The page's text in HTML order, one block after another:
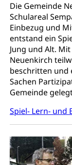
Die Gemeinde
Schulareal
Einbezug und
entstand ein
Jung und Alt.
Neuenkirch
beschritten und
Sachen
Gemeinde
Spiel- Lern- und